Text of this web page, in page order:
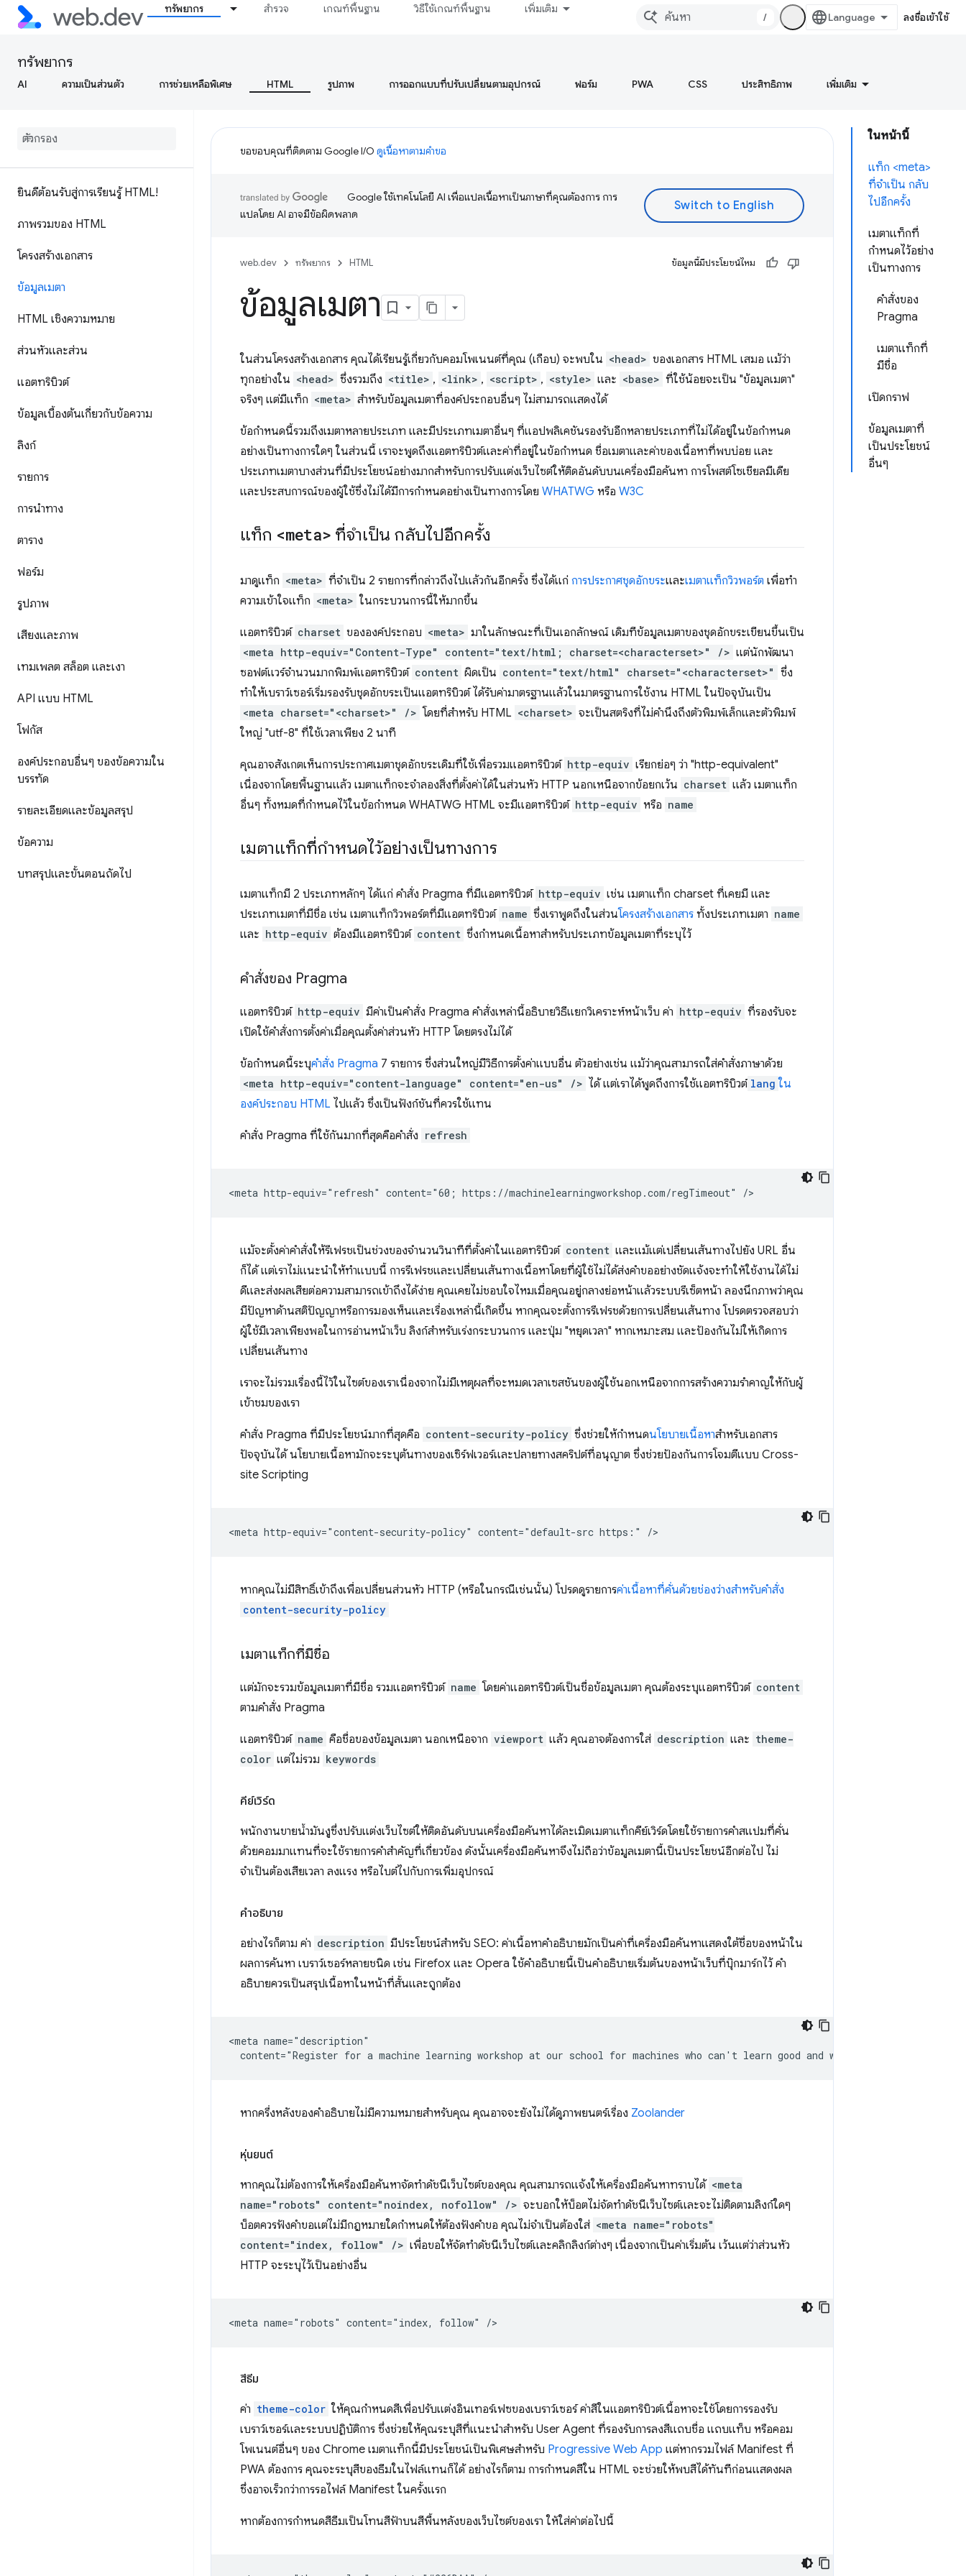
ทรัพยากร สำรวจ เกณฑ์พื้นฐาน วิธีใช้เกณฑ์พื้นฐาน เพิ่มเติม
/ ลงชื่อเข้าใช้
ทรัพยากร
AI ความเป็นส่วนตัว การช่วยเหลือพิเศษ HTML รูปภาพ การออกแบบที่ปรับเปลี่ยนตามอุปกรณ์ ฟอร์ม PWA CSS ประสิทธิภาพ เพิ่มเติม
ยินดีต้อนรับสู่การเรียนรู้ HTML!
ภาพรวมของ HTML
โครงสร้างเอกสาร
ข้อมูลเมตา
HTML เชิงความหมาย
ส่วนหัวและส่วน
แอตทริบิวต์
ข้อมูลเบื้องต้นเกี่ยวกับข้อความ
ลิงก์
รายการ
การนำทาง
ตาราง
ฟอร์ม
รูปภาพ
เสียงและภาพ
เทมเพลต สล็อต และเงา
API แบบ HTML
โฟกัส
องค์ประกอบอื่นๆ ของข้อความใน
บรรทัด
รายละเอียดและข้อมูลสรุป
ข้อความ
บทสรุปและขั้นตอนถัดไป
ในหน้านี้
แท็ก <meta>
ที่จำเป็น กลับ
ไปอีกครั้ง
เมตาแท็กที่
กำหนดไว้อย่าง
เป็นทางการ
คำสั่งของ
Pragma
เมตาแท็กที่
มีชื่อ
เปิดกราฟ
ข้อมูลเมตาที่
เป็นประโยชน์
อื่นๆ
ขอขอบคุณที่ติดตาม Google I/O ดูเนื้อหาตามคำขอ
Google ใช้เทคโนโลยี AI เพื่อแปลเนื้อหาเป็นภาษาที่คุณต้องการ การ
แปลโดย AI อาจมีข้อผิดพลาด
web.dev ทรัพยากร HTML ข้อมูลนี้มีประโยชน์ไหม
ข้อมูลเมตา
ในส่วนโครงสร้างเอกสาร คุณได้เรียนรู้เกี่ยวกับคอมโพเนนต์ที่คุณ (เกือบ) จะพบใน <head> ของเอกสาร HTML เสมอ แม้ว่า
ทุกอย่างใน <head> ซึ่งรวมถึง <title> , <link> , <script> , <style> และ <base> ที่ใช้น้อยจะเป็น "ข้อมูลเมตา"
จริงๆ แต่มีแท็ก <meta> สำหรับข้อมูลเมตาที่องค์ประกอบอื่นๆ ไม่สามารถแสดงได้
ข้อกำหนดนี้รวมถึงเมตาหลายประเภท และมีประเภทเมตาอื่นๆ ที่แอปพลิเคชันรองรับอีกหลายประเภทที่ไม่ได้อยู่ในข้อกำหนด
อย่างเป็นทางการใดๆ ในส่วนนี้ เราจะพูดถึงแอตทริบิวต์และค่าที่อยู่ในข้อกำหนด ชื่อเมตาและค่าของเนื้อหาที่พบบ่อย และ
ประเภทเมตาบางส่วนที่มีประโยชน์อย่างมากสำหรับการปรับแต่งเว็บไซต์ให้ติดอันดับบนเครื่องมือค้นหา การโพสต์โซเชียลมีเดีย
และประสบการณ์ของผู้ใช้ซึ่งไม่ได้มีการกำหนดอย่างเป็นทางการโดย WHATWG หรือ W3C
แท็ก <meta> ที่จำเป็น กลับไปอีกครั้ง
มาดูแท็ก <meta> ที่จําเป็น 2 รายการที่กล่าวถึงไปแล้วกันอีกครั้ง ซึ่งได้แก่ การประกาศชุดอักขระและเมตาแท็กวิวพอร์ต เพื่อทํา
ความเข้าใจแท็ก <meta> ในกระบวนการนี้ให้มากขึ้น
แอตทริบิวต์ charset ขององค์ประกอบ <meta> มาในลักษณะที่เป็นเอกลักษณ์ เดิมทีข้อมูลเมตาของชุดอักขระเขียนขึ้นเป็น
<meta http-equiv="Content-Type" content="text/html; charset=<characterset>" /> แต่นักพัฒนา
ซอฟต์แวร์จำนวนมากพิมพ์แอตทริบิวต์ content ผิดเป็น content="text/html" charset="<characterset>" ซึ่ง
ทำให้เบราว์เซอร์เริ่มรองรับชุดอักขระเป็นแอตทริบิวต์ ได้รับค่ามาตรฐานแล้วในมาตรฐานการใช้งาน HTML ในปัจจุบันเป็น
<meta charset="<charset>" /> โดยที่สำหรับ HTML <charset> จะเป็นสตริงที่ไม่คำนึงถึงตัวพิมพ์เล็กและตัวพิมพ์
ใหญ่ "utf-8" ที่ใช้เวลาเพียง 2 นาที
คุณอาจสังเกตเห็นการประกาศเมตาชุดอักขระเดิมที่ใช้เพื่อรวมแอตทริบิวต์ http-equiv เรียกย่อๆ ว่า "http-equivalent"
เนื่องจากโดยพื้นฐานแล้ว เมตาแท็กจะจำลองสิ่งที่ตั้งค่าได้ในส่วนหัว HTTP นอกเหนือจากข้อยกเว้น charset แล้ว เมตาแท็ก
อื่นๆ ทั้งหมดที่กำหนดไว้ในข้อกำหนด WHATWG HTML จะมีแอตทริบิวต์ http-equiv หรือ name
เมตาแท็กที่กำหนดไว้อย่างเป็นทางการ
เมตาแท็กมี 2 ประเภทหลักๆ ได้แก่ คำสั่ง Pragma ที่มีแอตทริบิวต์ http-equiv เช่น เมตาแท็ก charset ที่เคยมี และ
ประเภทเมตาที่มีชื่อ เช่น เมตาแท็กวิวพอร์ตที่มีแอตทริบิวต์ name ซึ่งเราพูดถึงในส่วนโครงสร้างเอกสาร ทั้งประเภทเมตา name
และ http-equiv ต้องมีแอตทริบิวต์ content ซึ่งกำหนดเนื้อหาสำหรับประเภทข้อมูลเมตาที่ระบุไว้
คำสั่งของ Pragma
แอตทริบิวต์ http-equiv มีค่าเป็นคำสั่ง Pragma คำสั่งเหล่านี้อธิบายวิธีแยกวิเคราะห์หน้าเว็บ ค่า http-equiv ที่รองรับจะ
เปิดใช้คำสั่งการตั้งค่าเมื่อคุณตั้งค่าส่วนหัว HTTP โดยตรงไม่ได้
ข้อกำหนดนี้ระบุคำสั่ง Pragma 7 รายการ ซึ่งส่วนใหญ่มีวิธีการตั้งค่าแบบอื่น ตัวอย่างเช่น แม้ว่าคุณสามารถใส่คำสั่งภาษาด้วย
<meta http-equiv="content-language" content="en-us" /> ได้ แต่เราได้พูดถึงการใช้แอตทริบิวต์ lang ใน
องค์ประกอบ HTML ไปแล้ว ซึ่งเป็นฟังก์ชันที่ควรใช้แทน
คำสั่ง Pragma ที่ใช้กันมากที่สุดคือคำสั่ง refresh
แม้จะตั้งค่าคำสั่งให้รีเฟรชเป็นช่วงของจำนวนวินาทีที่ตั้งค่าในแอตทริบิวต์ content และแม้แต่เปลี่ยนเส้นทางไปยัง URL อื่น
ก็ได้ แต่เราไม่แนะนำให้ทำแบบนี้ การรีเฟรชและเปลี่ยนเส้นทางเนื้อหาโดยที่ผู้ใช้ไม่ได้ส่งคำขออย่างชัดแจ้งจะทำให้ใช้งานได้ไม่
ดีและส่งผลเสียต่อความสามารถเข้าถึงได้ง่าย คุณเคยไม่ชอบใจไหมเมื่อคุณอยู่กลางย่อหน้าแล้วระบบรีเซ็ตหน้า ลองนึกภาพว่าคุณ
มีปัญหาด้านสติปัญญาหรือการมองเห็นและเรื่องเหล่านี้เกิดขึ้น หากคุณจะตั้งการรีเฟรชด้วยการเปลี่ยนเส้นทาง โปรดตรวจสอบว่า
ผู้ใช้มีเวลาเพียงพอในการอ่านหน้าเว็บ ลิงก์สำหรับเร่งกระบวนการ และปุ่ม "หยุดเวลา" หากเหมาะสม และป้องกันไม่ให้เกิดการ
เปลี่ยนเส้นทาง
เราจะไม่รวมเรื่องนี้ไว้ในไซต์ของเราเนื่องจากไม่มีเหตุผลที่จะหมดเวลาเซสชันของผู้ใช้นอกเหนือจากการสร้างความรำคาญให้กับผู้
เข้าชมของเรา
คำสั่ง Pragma ที่มีประโยชน์มากที่สุดคือ content-security-policy ซึ่งช่วยให้กำหนดนโยบายเนื้อหาสำหรับเอกสาร
ปัจจุบันได้ นโยบายเนื้อหามักจะระบุต้นทางของเซิร์ฟเวอร์และปลายทางสคริปต์ที่อนุญาต ซึ่งช่วยป้องกันการโจมตีแบบ Cross-
site Scripting
หากคุณไม่มีสิทธิ์เข้าถึงเพื่อเปลี่ยนส่วนหัว HTTP (หรือในกรณีเช่นนั้น) โปรดดูรายการค่าเนื้อหาที่คั่นด้วยช่องว่างสำหรับคำสั่ง
content-security-policy
เมตาแท็กที่มีชื่อ
แต่มักจะรวมข้อมูลเมตาที่มีชื่อ รวมแอตทริบิวต์ name โดยค่าแอตทริบิวต์เป็นชื่อข้อมูลเมตา คุณต้องระบุแอตทริบิวต์ content
ตามคำสั่ง Pragma
แอตทริบิวต์ name คือชื่อของข้อมูลเมตา นอกเหนือจาก viewport แล้ว คุณอาจต้องการใส่ description และ theme-
color แต่ไม่รวม keywords
คีย์เวิร์ด
พนักงานขายน้ำมันงูซึ่งปรับแต่งเว็บไซต์ให้ติดอันดับบนเครื่องมือค้นหาได้ละเมิดเมตาแท็กคีย์เวิร์ดโดยใช้รายการคำสแปมที่คั่น
ด้วยคอมมาแทนที่จะใช้รายการคำสำคัญที่เกี่ยวข้อง ดังนั้นเครื่องมือค้นหาจึงไม่ถือว่าข้อมูลเมตานี้เป็นประโยชน์อีกต่อไป ไม่
จำเป็นต้องเสียเวลา ลงแรง หรือไบต์ไปกับการเพิ่มอุปกรณ์
คำอธิบาย
อย่างไรก็ตาม ค่า description มีประโยชน์สำหรับ SEO: ค่าเนื้อหาคำอธิบายมักเป็นค่าที่เครื่องมือค้นหาแสดงใต้ชื่อของหน้าใน
ผลการค้นหา เบราว์เซอร์หลายชนิด เช่น Firefox และ Opera ใช้คำอธิบายนี้เป็นคำอธิบายเริ่มต้นของหน้าเว็บที่บุ๊กมาร์กไว้ คำ
อธิบายควรเป็นสรุปเนื้อหาในหน้าที่สั้นและถูกต้อง
<meta name="description"
หากครึ่งหลังของคำอธิบายไม่มีความหมายสำหรับคุณ คุณอาจจะยังไม่ได้ดูภาพยนตร์เรื่อง Zoolander
หุ่นยนต์
หากคุณไม่ต้องการให้เครื่องมือค้นหาจัดทำดัชนีเว็บไซต์ของคุณ คุณสามารถแจ้งให้เครื่องมือค้นหาทราบได้ <meta
name="robots" content="noindex, nofollow" /> จะบอกให้บ็อตไม่จัดทำดัชนีเว็บไซต์และจะไม่ติดตามลิงก์ใดๆ
บ็อตควรฟังคำขอแต่ไม่มีกฎหมายใดกำหนดให้ต้องฟังคำขอ คุณไม่จำเป็นต้องใส่ <meta name="robots"
content="index, follow" /> เพื่อขอให้จัดทำดัชนีเว็บไซต์และคลิกลิงก์ต่างๆ เนื่องจากเป็นค่าเริ่มต้น เว้นแต่ว่าส่วนหัว
HTTP จะระบุไว้เป็นอย่างอื่น
สีธีม
ค่า theme-color ให้คุณกำหนดสีเพื่อปรับแต่งอินเทอร์เฟซของเบราว์เซอร์ ค่าสีในแอตทริบิวต์เนื้อหาจะใช้โดยการรองรับ
เบราว์เซอร์และระบบปฏิบัติการ ซึ่งช่วยให้คุณระบุสีที่แนะนำสำหรับ User Agent ที่รองรับการลงสีแถบชื่อ แถบแท็บ หรือคอม
โพเนนต์อื่นๆ ของ Chrome เมตาแท็กนี้มีประโยชน์เป็นพิเศษสำหรับ Progressive Web App แต่หากรวมไฟล์ Manifest ที่
PWA ต้องการ คุณจะระบุสีของธีมในไฟล์แทนก็ได้ อย่างไรก็ตาม การกำหนดสีใน HTML จะช่วยให้พบสีได้ทันทีก่อนแสดงผล
ซึ่งอาจเร็วกว่าการรอไฟล์ Manifest ในครั้งแรก
หากต้องการกำหนดสีธีมเป็นโทนสีฟ้าบนสีพื้นหลังของเว็บไซต์ของเรา ให้ใส่ค่าต่อไปนี้